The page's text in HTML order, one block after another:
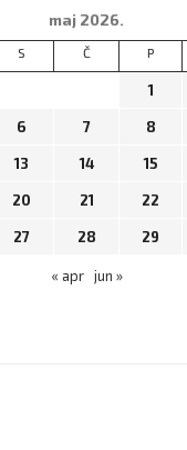
maj 2026.
S Č P
1
6 7 8
13 14 15
20 21 22
27 28 29
« apr jun »